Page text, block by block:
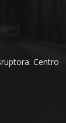
Centro